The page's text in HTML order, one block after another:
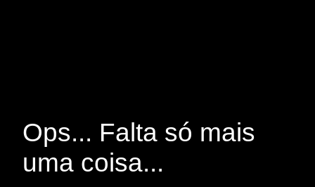
Ops... Falta só mais
uma coisa...